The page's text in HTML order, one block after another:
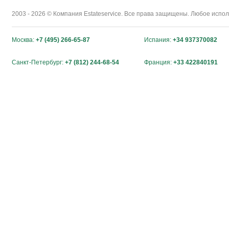
2003 - 2026 © Компания Estateservice. Все права защищены. Любое
Москва: +7 (495) 266-65-87 Испания: +34 937370082
Санкт-Петербург: +7 (812) 244-68-54 Франция: +33 422840191